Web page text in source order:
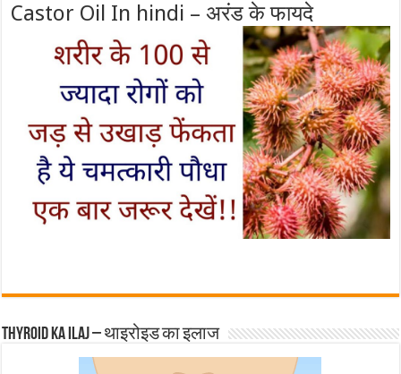
Castor Oil In hindi – अरंड के फायदे
Thyroid ka ilaj – थाइरोइड का इलाज